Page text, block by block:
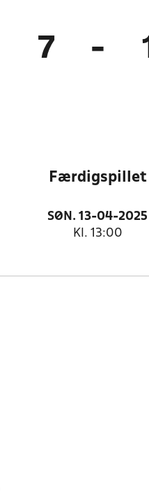
7 - 1
Færdigspillet
SØN. 13-04-2025
Kl. 13:00